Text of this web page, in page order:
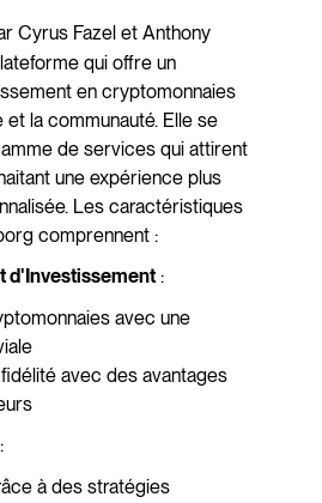
Cyrus Fazel et Anthony
qui offre un
en cryptomonnaies
la communauté. Elle se
de services qui attirent
une expérience plus
Les caractéristiques
comprennent :
d'Investissement:
avec une
avec des avantages
:
à des stratégies